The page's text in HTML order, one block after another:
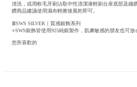
清洗，或用軟毛牙刷沾取中性清潔液輕刷台座底部及鑲
鑽商品建議使用濕布輕擦後風乾即可。
≣SWS SILVER｜質感銀飾系列
⟣SWS銀飾皆使用925純銀製作，肌膚敏感的朋友也可放
您所喜歡的